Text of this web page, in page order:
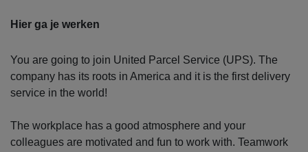
Hier ga je werken
You are going to join United Parcel Service (UPS). The
company has its roots in America and it is the first delivery
service in the world!
The workplace has a good atmosphere and your
colleagues are motivated and fun to work with. Teamwork